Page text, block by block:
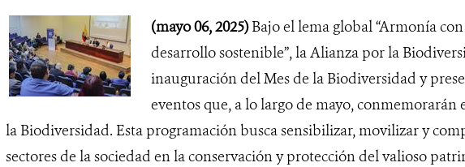
(mayo 06, 2025)Bajo el lema global “Armonía
desarrollo sostenible”, la Alianza por la
inauguración del Mes de la Biodiversidad y
eventos que, a lo largo de mayo,
la Biodiversidad. Esta programación busca sensibilizar, movilizar y
sectores de la sociedad en la conservación y protección del valioso